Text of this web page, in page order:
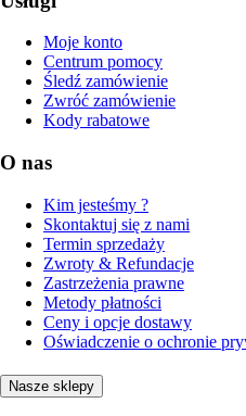
Moje konto
Centrum pomocy
Śledź zamówienie
Zwróć zamówienie
Kody rabatowe
O nas
Kim jesteśmy ?
Skontaktuj się z nami
Termin sprzedaży
Zwroty & Refundacje
Zastrzeżenia prawne
Metody płatności
Ceny i opcje dostawy
Oświadczenie o ochronie
Nasze sklepy